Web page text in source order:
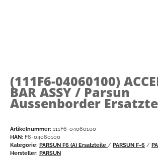
(111F6-04060100)
BAR ASSY / Parsun
Aussenborder
Artikelnummer: 111F6-04060100
HAN: F6-04060100
Kategorie: PARSUN F6 (A) Ersatzteile / PARSUN F-6 /
Hersteller: PARSUN